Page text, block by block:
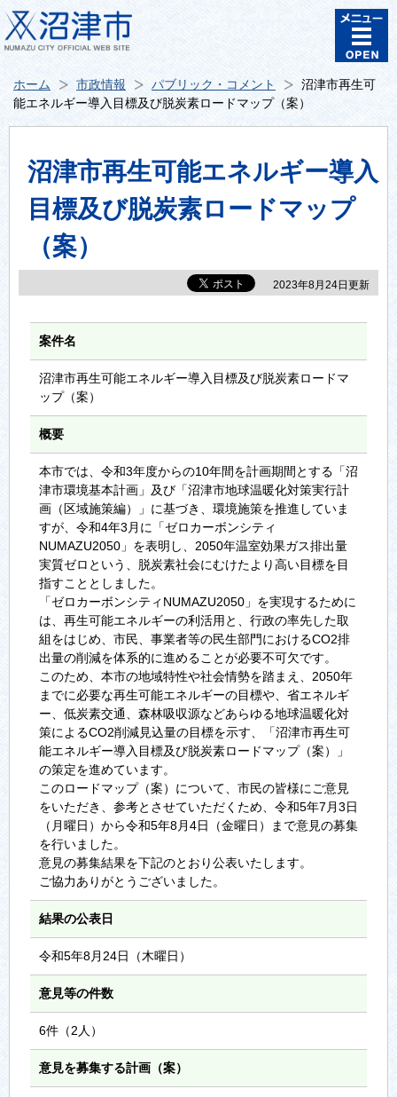
ホーム 市政情報 パブリック・コメント
沼津市再生可
能エネルギー導入目標及び脱炭素ロードマップ（案）
沼津市再生可能エネルギー導入
目標及び脱炭素ロードマップ
（案）
2023年8月24日更新
案件名
沼津市再生可能エネルギー導入目標及び脱炭素ロードマ
ップ（案）
概要
本市では、令和3年度からの10年間を計画期間とする「沼
津市環境基本計画」及び「沼津市地球温暖化対策実行計
画（区域施策編）」に基づき、環境施策を推進していま
すが、令和4年3月に「ゼロカーボンシティ
NUMAZU2050」を表明し、2050年温室効果ガス排出量
実質ゼロという、脱炭素社会にむけたより高い目標を目
指すこととしました。
「ゼロカーボンシティNUMAZU2050」を実現するために
は、再生可能エネルギーの利活用と、行政の率先した取
組をはじめ、市民、事業者等の民生部門におけるCO2排
出量の削減を体系的に進めることが必要不可欠です。
このため、本市の地域特性や社会情勢を踏まえ、2050年
までに必要な再生可能エネルギーの目標や、省エネルギ
ー、低炭素交通、森林吸収源などあらゆる地球温暖化対
策によるCO2削減見込量の目標を示す、「沼津市再生可
能エネルギー導入目標及び脱炭素ロードマップ（案）」
の策定を進めています。
このロードマップ（案）について、市民の皆様にご意見
をいただき、参考とさせていただくため、令和5年7月3日
（月曜日）から令和5年8月4日（金曜日）まで意見の募集
を行いました。
意見の募集結果を下記のとおり公表いたします。
ご協力ありがとうございました。
結果の公表日
令和5年8月24日（木曜日）
意見等の件数
6件（2人）
意見を募集する計画（案）